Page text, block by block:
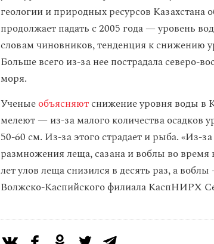
геологии и природных ресурсов Казахстана
продолжает падать с 2005 года — уровень
словам чиновников, тенденция к снижению
Больше всего из-за нее пострадала северо-
моря.
Ученыеобъясняютснижение уровня воды в
мелеют — из-за малого количества осадков
50-60 см. Из-за этого страдает и рыба. «Из-
размножения леща, сазана и воблы во время
лет улов леща снизился в десять раз, а
Волжско-Каспийского филиала КаспНИРХ